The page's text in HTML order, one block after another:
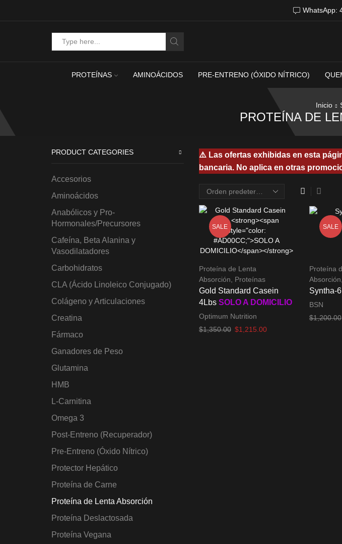
WhatsApp:
PROTEÍNAS AMINOÁCIDOS PRE-ENTRENO (ÓXIDO NÍTRICO)
Inicio
PROTEÍNA DE
⚠️ Las ofertas exhibidas en esta
bancaria. No aplica en otras
SALE
Proteína de Lenta
Absorción, Proteínas
Gold Standard Casein
4Lbs SOLO A DOMICILIO
Optimum Nutrition
$1,350.00 El
$1,215.00El
SALE
Proteína
Absorción,
Syntha-
BSN
$1,200.00
PRODUCT CATEGORIES
Accesorios
Aminoácidos
Anabólicos y Pro-
Hormonales/Precursores
Cafeína, Beta Alanina y
Vasodilatadores
Carbohidratos
CLA (Ácido Linoleico Conjugado)
Colágeno y Articulaciones
Creatina
Fármaco
Ganadores de Peso
Glutamina
HMB
L-Carnitina
Omega 3
Post-Entreno (Recuperador)
Pre-Entreno (Óxido Nítrico)
Protector Hepático
Proteína de Carne
Proteína de Lenta Absorción
Proteína Deslactosada
Proteína Vegana